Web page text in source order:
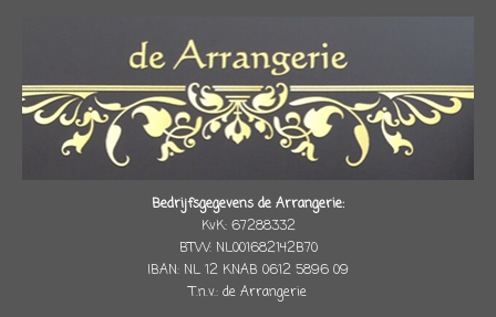
Bedrijfsgegevens de Arrangerie:
KvK: 67288332
BTW: NL001682142B70
IBAN: NL 12 KNAB 0612 5896 09
T.n.v.: de Arrangerie